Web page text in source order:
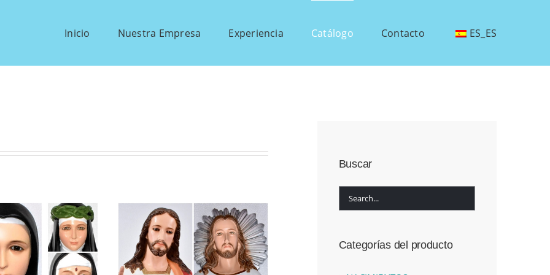
Inicio Nuestra Empresa Experiencia Catálogo Contacto ES_ES
Buscar
Categorías del producto